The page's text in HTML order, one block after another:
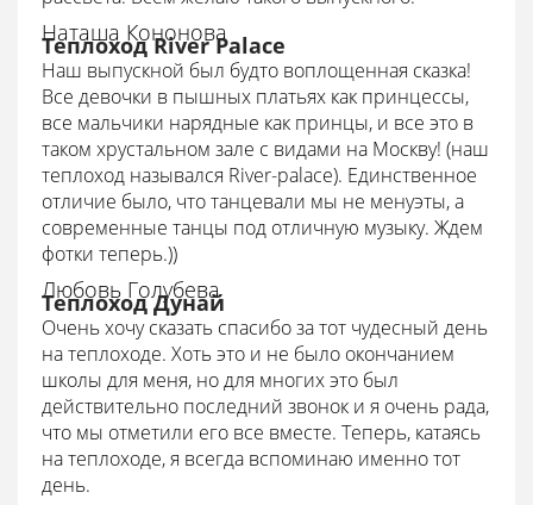
Наташа Кононова
Теплоход River Palace
Наш выпускной был будто воплощенная сказка!
Все девочки в пышных платьях как принцессы,
все мальчики нарядные как принцы, и все это в
таком хрустальном зале с видами на Москву! (наш
теплоход назывался River-palace). Единственное
отличие было, что танцевали мы не менуэты, а
современные танцы под отличную музыку. Ждем
фотки теперь.))
Любовь Голубева
Теплоход Дунай
Очень хочу сказать спасибо за тот чудесный день
на теплоходе. Хоть это и не было окончанием
школы для меня, но для многих это был
действительно последний звонок и я очень рада,
что мы отметили его все вместе. Теперь, катаясь
на теплоходе, я всегда вспоминаю именно тот
день.